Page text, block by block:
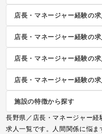
店長・マネージャー経験の
店長・マネージャー経験の
店長・マネージャー経験の
店長・マネージャー経験の
施設の特徴から探す
長野県／店長・マネージャー
求人一覧です。人間関係に悩